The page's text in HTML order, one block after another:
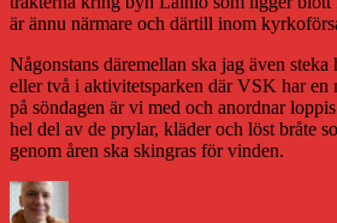
är ännu närmare och därtill inom
Någonstans däremellan ska jag även
eller två i aktivitetsparken där VSK har en
på söndagen är vi med och anordnar
hel del av de prylar, kläder och löst bråte
genom åren ska skingras för vinden.